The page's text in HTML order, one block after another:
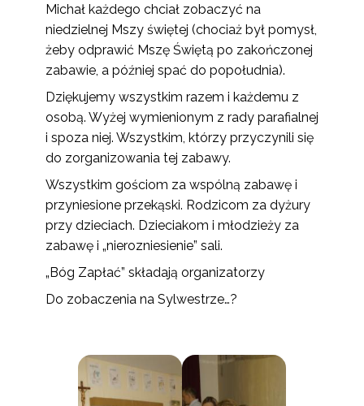
Michał każdego chciał zobaczyć na
niedzielnej Mszy świętej (chociaż był pomysł,
żeby odprawić Mszę Świętą po zakończonej
zabawie, a później spać do popołudnia).
Dziękujemy wszystkim razem i każdemu z
osobą. Wyżej wymienionym z rady parafialnej
i spoza niej. Wszystkim, którzy przyczynili się
do zorganizowania tej zabawy.
Wszystkim gościom za wspólną zabawę i
przyniesione przekąski. Rodzicom za dyżury
przy dzieciach. Dzieciakom i młodzieży za
zabawę i „nierozniesienie” sali.
„Bóg Zapłać” składają organizatorzy
Do zobaczenia na Sylwestrze…?